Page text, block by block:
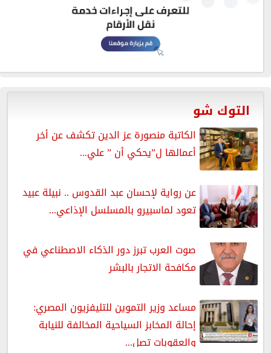
التوك شو
الكاتبة منصورة عز الدين تكشف عن أخر
أعمالها ل”يحكي أن ” علي...
عن رواية لإحسان عبد القدوس .. نبيلة عبيد
تعود لماسبيرو بالمسلسل الإذاعي...
صوت العرب تبرز دور الذكاء الاصطناعي في
مكافحة الاتجار بالبشر
مساعد وزير التموين للتليفزيون المصري:
إحالة المخابز السياحية المخالفة للنيابة
والعقوبات تصل...